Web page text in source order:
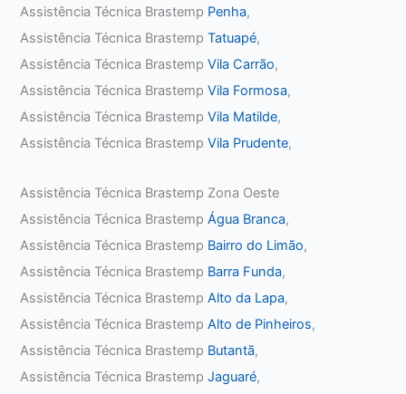
Assistência Técnica Brastemp Penha,
Assistência Técnica BrastempTatuapé,
Assistência Técnica BrastempVila Carrão,
Assistência Técnica BrastempVila Formosa,
Assistência Técnica BrastempVila Matilde,
Assistência Técnica BrastempVila Prudente,
Assistência Técnica Brastemp Zona Oeste
Assistência Técnica BrastempÁgua Branca,
Assistência Técnica Brastemp Bairro do Limão,
Assistência Técnica Brastemp Barra Funda,
Assistência Técnica BrastempAlto da Lapa,
Assistência Técnica BrastempAlto de Pinheiros,
Assistência Técnica Brastemp Butantã,
Assistência Técnica BrastempJaguaré,